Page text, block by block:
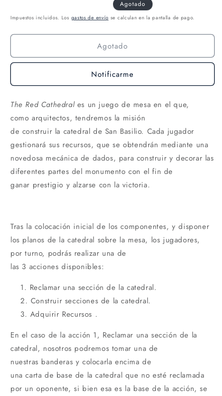
Agotado
Impuestos incluidos. Los gastos de envío se calculan en la pantalla de pago.
Agotado
Notificarme
The Red Cathedrales un juego de mesa en el que,
como arquitectos, tendremos la misión
de construir la catedral de San Basilio. Cada jugador
gestionará sus recursos, que se obtendrán mediante una
novedosa mecánica de dados, para construir y decorar las
diferentes partes del monumento con el fin de
ganar prestigio y alzarse con la victoria.
Tras la colocación inicial de los componentes, y disponer
los planos de la catedral sobre la mesa, los jugadores,
por turno, podrás realizar una de
las 3 acciones disponibles:
Reclamar una sección de la catedral.
Construir secciones de la catedral.
Adquirir Recursos .
En el caso de la acción 1, Reclamar una sección de la
catedral, nosotros podremos tomar una de
nuestras banderas y colocarla encima de
una carta de base de la catedral que no esté reclamada
por un oponente, si bien esa es la base de la acción, se